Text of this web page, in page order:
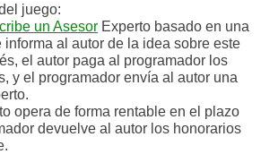
juego:
un Asesor Experto basado en una
al autor de la idea sobre este
el autor paga al programador los
y el programador envía al autor una
opera de forma rentable en el plazo
devuelve al autor los honorarios